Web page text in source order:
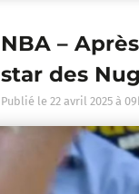
NBA –
star des
Publié le 22 avril 2025 à